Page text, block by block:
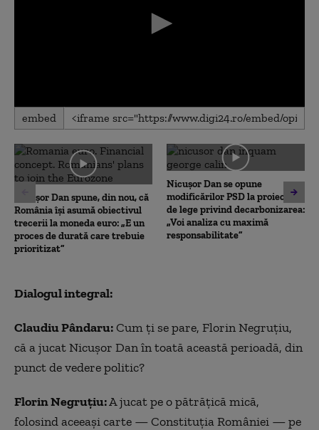
0
seconds
0
seconds
embed
Nicușor Dan spune, din nou, că
România își asumă obiectivul
trecerii la moneda euro: „E un
proces de durată care trebuie
prioritizat”
Nicușor Dan se opune
modificărilor PSD la proiectul
de lege privind decarbonizarea:
„Voi analiza cu maximă
responsabilitate”
Dialogul integral:
Claudiu Pândaru:Cum ți se pare, Florin Negruțiu,
că a jucat Nicușor Dan în toată această perioadă, din
punct de vedere politic?
Florin Negruțiu:A jucat pe o pătrățică mică,
folosind aceeași carte — Constituția României — pe